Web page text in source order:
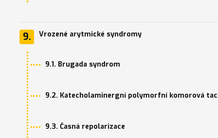
9. Vrozené arytmické syndromy
9.1. Brugada syndrom
9.2. Katecholaminergní polymorfní komorová
9.3. Časná repolarizace